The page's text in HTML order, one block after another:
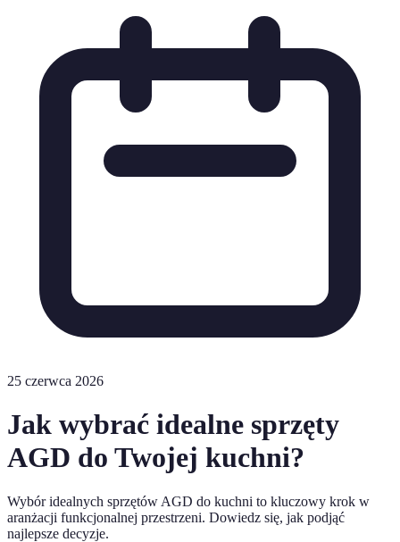
25 czerwca 2026
Jak wybrać idealne sprzęty
AGD do Twojej kuchni?
Wybór idealnych sprzętów AGD do kuchni to kluczowy krok w
aranżacji funkcjonalnej przestrzeni. Dowiedz się, jak podjąć
najlepsze decyzje.